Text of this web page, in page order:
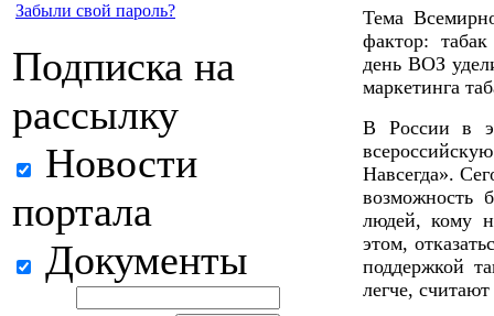
Забыли свой пароль?
Подписка на
рассылку
Новости
портала
Документы
Тема
фактор:
день ВОЗ
маркетинга
В России в
Навсегда».
возможность
людей, кому
этом,
поддержкой
легче,